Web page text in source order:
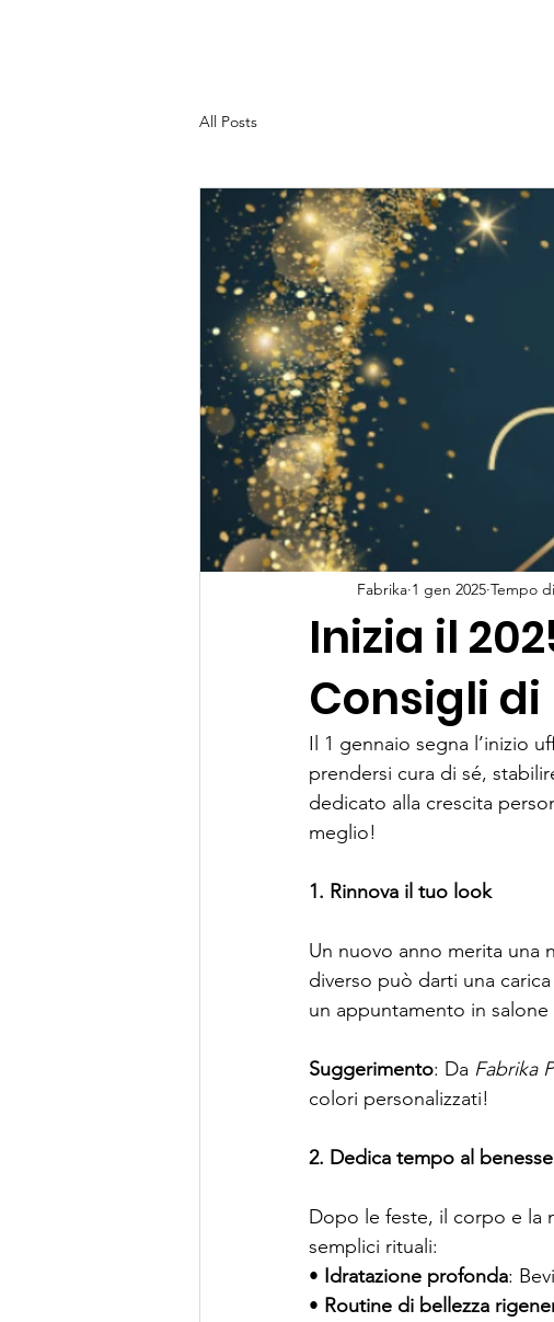
All Posts
Inizia il
Consigli di
Fabrika 1 gen 2025 Tempo
Il 1 gennaio segna l’inizio
prendersi cura di sé,
dedicato alla crescita
meglio!
1. Rinnova il tuo look
Un nuovo anno merita una
diverso può darti una
un appuntamento in
Suggerimento: Da Fabrika
colori personalizzati!
2. Dedica tempo al
Dopo le feste, il corpo e la
semplici rituali:
• Idratazione profonda:
• Routine di bellezza